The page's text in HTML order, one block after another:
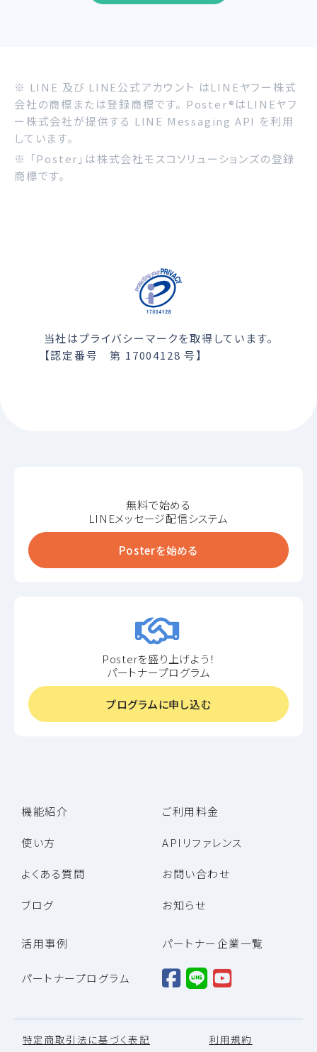
※ LINE 及び LINE公式アカウント はLINEヤフー株式
会社の商標または登録商標です。 Poster®はLINEヤフ
ー株式会社が提供する LINE Messaging API を利用
しています。
※ 「Poster」は株式会社モスコソリューションズの登録
商標です。
当社はプライバシーマークを取得しています。
【認定番号 第 17004128 号】
機能紹介
使い方
よくある質問
ブログ
ご利用料金
APIリファレンス
お問い合わせ
お知らせ
活用事例 パートナー企業一覧
パートナープログラム
特定商取引法に基づく表記
利用規約
無料で始める
LINEメッセージ配信システム
Posterを始める
Posterを盛り上げよう！
パートナープログラム
プログラムに申し込む